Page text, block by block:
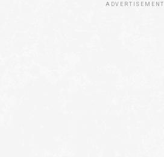
ADVERTISEMENT